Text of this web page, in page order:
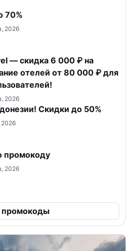
70%
2026
— скидка 6 000 ₽ на
отелей от 80 000 ₽ для
2026
Скидки до 50%
2026
промокоду
2026
промокоды